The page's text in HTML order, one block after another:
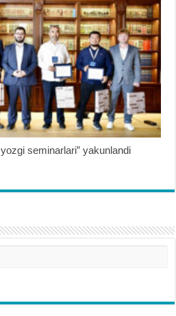
seminarlari” yakunlandi